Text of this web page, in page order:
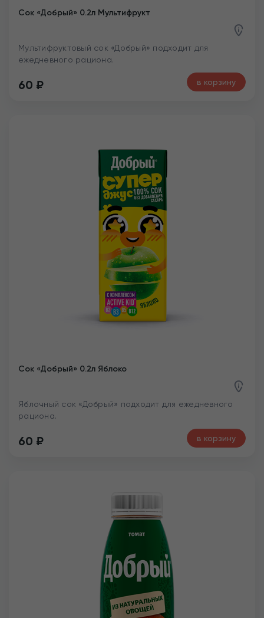
Сок «Добрый» 0.2л Мультифрукт
Мультифруктовый сок «Добрый» подходит для
ежедневного рациона.
60 ₽ в корзину
Сок «Добрый» 0.2л Яблоко
Яблочный сок «Добрый» подходит для ежедневного
рациона.
60 ₽ в корзину